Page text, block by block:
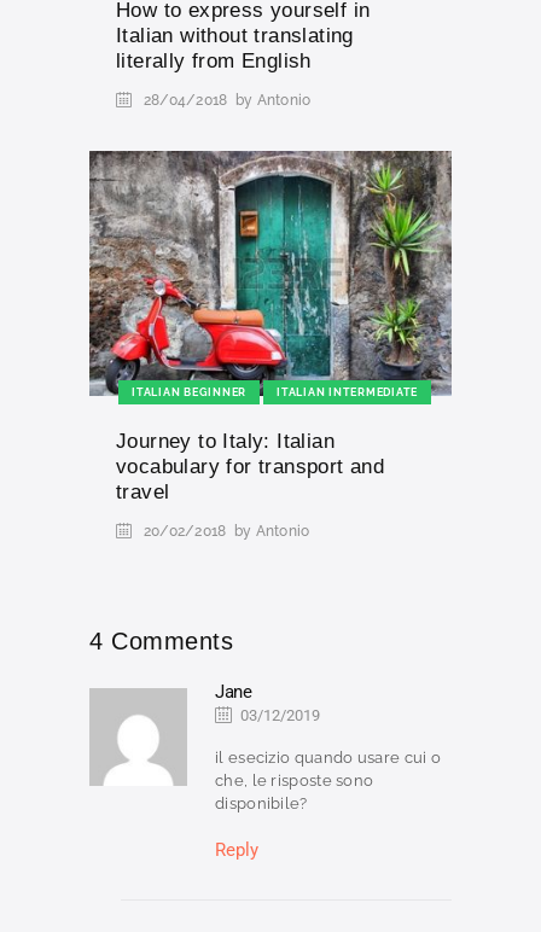
How to express yourself in
Italian without translating
literally from English
28/04/2018 by Antonio
ITALIAN BEGINNER ITALIAN INTERMEDIATE
Journey to Italy: Italian
vocabulary for transport and
travel
20/02/2018 by Antonio
4 Comments
Jane
03/12/2019
il esecizio quando usare cui o
che, le risposte sono
disponibile?
Reply